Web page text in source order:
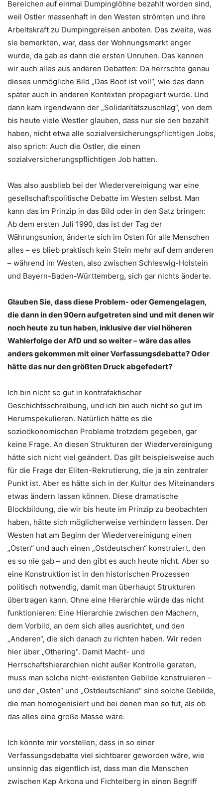
Bereichen auf einmal Dumpinglöhne bezahlt worden sind,
weil Ostler massenhaft in den Westen strömten und ihre
Arbeitskraft zu Dumpingpreisen anboten. Das zweite, was
sie bemerkten, war, dass der Wohnungsmarkt enger
wurde, da gab es dann die ersten Unruhen. Das kennen
wir auch alles aus anderen Debatten: Da herrschte genau
dieses unmögliche Bild „Das Boot ist voll“, wie das dann
später auch in anderen Kontexten propagiert wurde. Und
dann kam irgendwann der „Solidaritätszuschlag“, von dem
bis heute viele Westler glauben, dass nur sie den bezahlt
haben, nicht etwa alle sozialversicherungspflichtigen Jobs,
also sprich: Auch die Ostler, die einen
sozialversicherungspflichtigen Job hatten.
Was also ausblieb bei der Wiedervereinigung war eine
gesellschaftspolitische Debatte im Westen selbst. Man
kann das im Prinzip in das Bild oder in den Satz bringen:
Ab dem ersten Juli 1990, das ist der Tag der
Währungsunion, änderte sich im Osten für alle Menschen
alles – es blieb praktisch kein Stein mehr auf dem anderen
– während im Westen, also zwischen Schleswig-Holstein
und Bayern-Baden-Württemberg, sich gar nichts änderte.
Glauben Sie, dass diese Problem- oder Gemengelagen,
die dann in den 90ern aufgetreten sind und mit denen wir
noch heute zu tun haben, inklusive der viel höheren
Wahlerfolge der AfD und so weiter – wäre das alles
anders gekommen mit einer Verfassungsdebatte? Oder
hätte das nur den größten Druck abgefedert?
Ich bin nicht so gut in kontrafaktischer
Geschichtsschreibung, und ich bin auch nicht so gut im
Herumspekulieren. Natürlich hätte es die
sozioökonomischen Probleme trotzdem gegeben, gar
keine Frage. An diesen Strukturen der Wiedervereinigung
hätte sich nicht viel geändert. Das gilt beispielsweise auch
für die Frage der Eliten-Rekrutierung, die ja ein zentraler
Punkt ist. Aber es hätte sich in der Kultur des Miteinanders
etwas ändern lassen können. Diese dramatische
Blockbildung, die wir bis heute im Prinzip zu beobachten
haben, hätte sich möglicherweise verhindern lassen. Der
Westen hat am Beginn der Wiedervereinigung einen
„Osten“ und auch einen „Ostdeutschen“ konstruiert, den
es so nie gab – und den gibt es auch heute nicht. Aber so
eine Konstruktion ist in den historischen Prozessen
politisch notwendig, damit man überhaupt Strukturen
übertragen kann. Ohne eine Hierarchie würde das nicht
funktionieren: Eine Hierarchie zwischen den Machern,
dem Vorbild, an dem sich alles ausrichtet, und den
„Anderen“, die sich danach zu richten haben. Wir reden
hier über „Othering“. Damit Macht- und
Herrschaftshierarchien nicht außer Kontrolle geraten,
muss man solche nicht-existenten Gebilde konstruieren –
und der „Osten“ und „Ostdeutschland“ sind solche Gebilde,
die man homogenisiert und bei denen man so tut, als ob
das alles eine große Masse wäre.
Ich könnte mir vorstellen, dass in so einer
Verfassungsdebatte viel sichtbarer geworden wäre, wie
unsinnig das eigentlich ist, dass man die Menschen
zwischen Kap Arkona und Fichtelberg in einen Begriff